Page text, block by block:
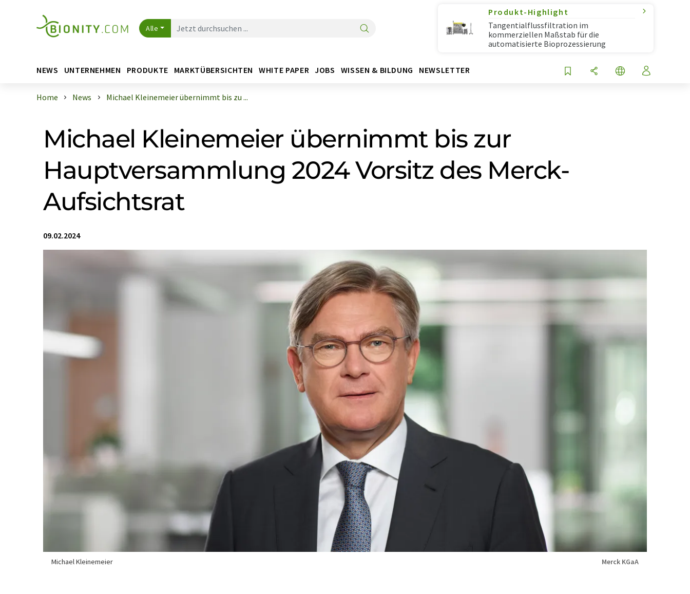
Alle
Produkt-Highlight
Tangentialflussfiltration im
kommerziellen Maßstab für die
automatisierte Bioprozessierung
NEWS UNTERNEHMEN PRODUKTE MARKTÜBERSICHTEN WHITE PAPER JOBS WISSEN & BILDUNG NEWSLETTER
Home News Michael Kleinemeier übernimmt bis zu ...
Michael Kleinemeier übernimmt bis zur
Hauptversammlung 2024 Vorsitz des Merck-
Aufsichtsrat
09.02.2024
Michael Kleinemeier Merck KGaA